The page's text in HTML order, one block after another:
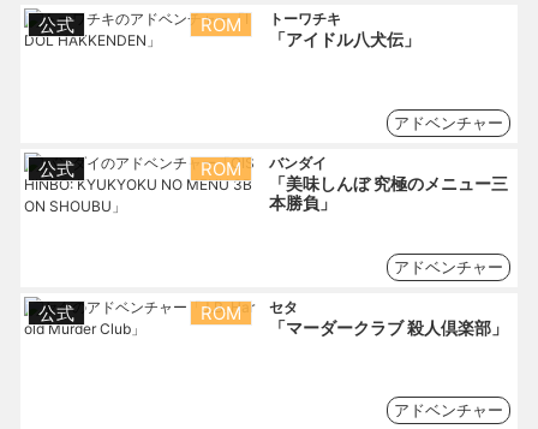
公式 ROM トーワチキ
「アイドル八犬伝」
アドベンチャー
公式 ROM バンダイ
「美味しんぼ 究極のメニュー三
本勝負」
アドベンチャー
公式 ROM セタ
「マーダークラブ 殺人倶楽部」
アドベンチャー